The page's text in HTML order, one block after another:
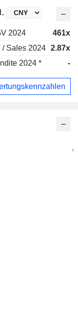
2024
461x
/ Sales 2024 2.87x
2024 * -